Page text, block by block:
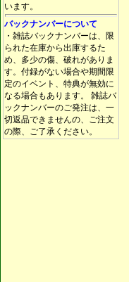
います。
バックナンバーについて
・雑誌バックナンバーは、限
られた在庫から出庫するた
め、多少の傷、破れがありま
す。付録がない場合や期間限
定のイベント、特典が無効に
なる場合もあります。 雑誌バ
ックナンバーのご発注は、一
切返品できませんの、ご注文
の際、ご了承ください。